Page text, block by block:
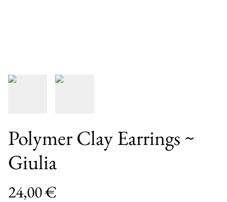
Polymer Clay Earrings ~
Giulia
24,00 €